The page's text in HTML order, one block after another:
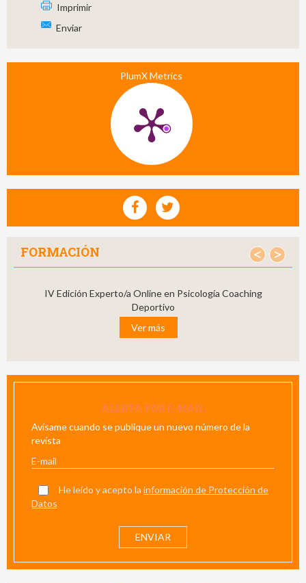
Imprimir
Enviar
PlumX Metrics
FORMACIÓN < >
IV Edición Experto/a Online en Psicología Coaching
Deportivo
Ver más
ALERTA POR E-MAIL
Avísame cuando se publique un nuevo número de la
revista
He leído y acepto la información de Protección de
Datos